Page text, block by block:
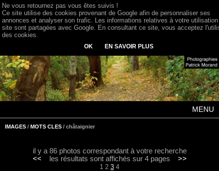
MENU
IMAGES / MOTS CLES / châtaignier
il y a 86 photos correspondant à votre recherche
<< les résultats sont affichés sur 4 pages >>
1 2 3 4
Ne vous retournez pas vous êtes suivis !
Ce site utilise des cookies provenant de Google afin de personnaliser ses
annonces et analyser son trafic. Les informations relatives à votre
site sont partagées avec Google. En consultant ce site, vous acceptez
des cookies.
OK EN SAVOIR PLUS